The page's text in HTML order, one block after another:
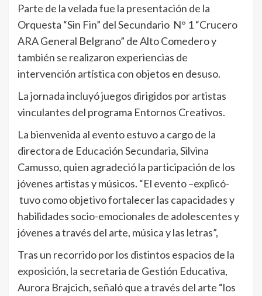
Parte de la velada fue la presentación de la
Orquesta “Sin Fin” del Secundario N° 1 “Crucero
ARA General Belgrano” de Alto Comedero y
también se realizaron experiencias de
intervención artística con objetos en desuso.
La jornada incluyó juegos dirigidos por artistas
vinculantes del programa Entornos Creativos.
La bienvenida al evento estuvo a cargo de la
directora de Educación Secundaria, Silvina
Camusso, quien agradeció la participación de los
jóvenes artistas y músicos. “El evento –explicó-
tuvo como objetivo fortalecer las capacidades y
habilidades socio-emocionales de adolescentes y
jóvenes a través del arte, música y las letras”,
Tras un recorrido por los distintos espacios de la
exposición, la secretaria de Gestión Educativa,
Aurora Brajcich, señaló que a través del arte “los